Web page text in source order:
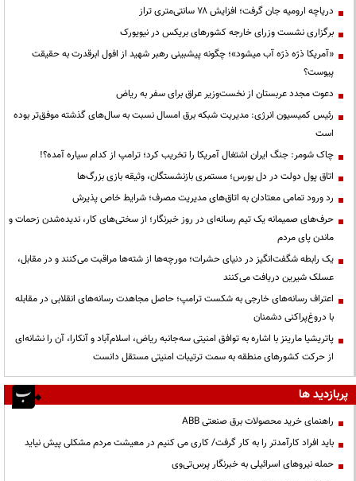
دریاچه ارومیه جان گرفت؛ افزایش ۷۸ سانتی‌متری تراز
برگزاری نشست وزرای خارجه کشورهای بریکس در نیویورک
«آمریکا ذرّه ذرّه آب میشود»؛ چگونه پیشبینی رهبر شهید از افول ابرقدرت به حقیقت
پیوست؟
دعوت مجدد عربستان از نخست‌وزیر عراق برای سفر به ریاض
رئیس کمیسیون انرژی: مدیریت شبکه برق امسال نسبت به سال‌های گذشته موفق‌تر بوده
است
چاک شومر: جنگ ایران اشتغال آمریکا را تخریب کرد؛ ترامپ از کدام سیاره آمده؟!
اتاق پول دولت در دل بورس؛ مستمری بازنشستگان، وثیقه بازی بزرگ‌ها
رد ورود تمامی معتادان به اتاق‌های مدیریت مصرف؛ شرایط خاص پذیرش
حرف‌های صمیمانه یک تیم رسانه‌ای در روز خبرنگار؛ از سختی‌های کار، ندیده‌شدن زحمات و
ماندن پای مردم
یک رابطه شگفت‌انگیز در دنیای حشرات؛ مورچه‌ها از شته‌ها مراقبت می‌کنند و در مقابل،
عسلک شیرین دریافت می‌کنند
اعتراف رسانه‌های خارجی به شکست ترامپ؛ حاصل مجاهدت رسانه‌های انقلابی در مقابله
با دروغ‌پراکنی دشمنان
پاتریشیا مارینز با اشاره به توافق امنیتی سه‌جانبه ریاض، اسلام‌آباد و آنکارا، آن را نشانه‌ای
از حرکت کشورهای منطقه به سمت ترتیبات امنیتی مستقل دانست
پربازدید ها
راهنمای خرید محصولات برق صنعتی ABB
باید افراد کارآمدتر را به کار گرفت/ کاری می کنیم در معیشت مردم مشکلی پیش نیاید
حمله نیروهای اسرائیلی به خبرنگار پرس‌تی‌وی